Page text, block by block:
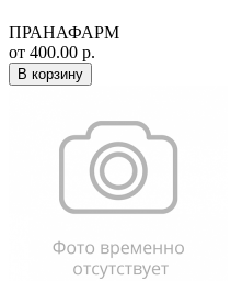
ПРАНАФАРМ
от 400.00 р.
В корзину